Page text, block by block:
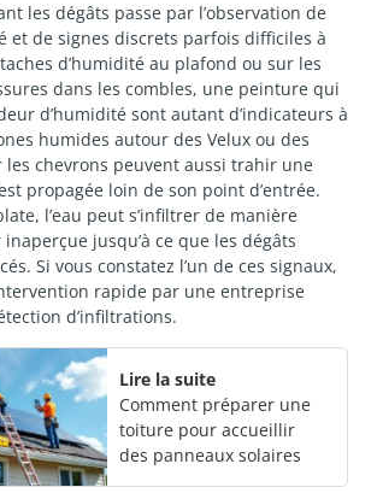
les dégâts passe par l’observation de
et de signes discrets parfois difficiles à
d’humidité au plafond ou sur les
dans les combles, une peinture qui
d’humidité sont autant d’indicateurs à
humides autour des Velux ou des
les chevrons peuvent aussi trahir une
propagée loin de son point d’entrée.
l’eau peut s’infiltrer de manière
jusqu’à ce que les dégâts
Si vous constatez l’un de ces signaux,
rapide par une entreprise
d’infiltrations.
Lire la suite
Comment préparer une
toiture pour accueillir
des panneaux solaires